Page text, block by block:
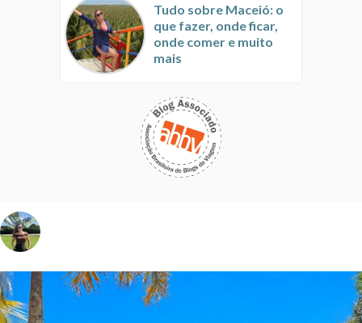
Tudo sobre Maceió: o
que fazer, onde ficar,
onde comer e muito
mais